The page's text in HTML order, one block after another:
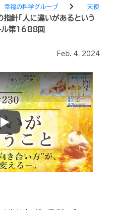
幸福の科学グループ chevron_right
天使
指針「人に違いがあるという
ル第1688回
Feb. 4, 2024
Play